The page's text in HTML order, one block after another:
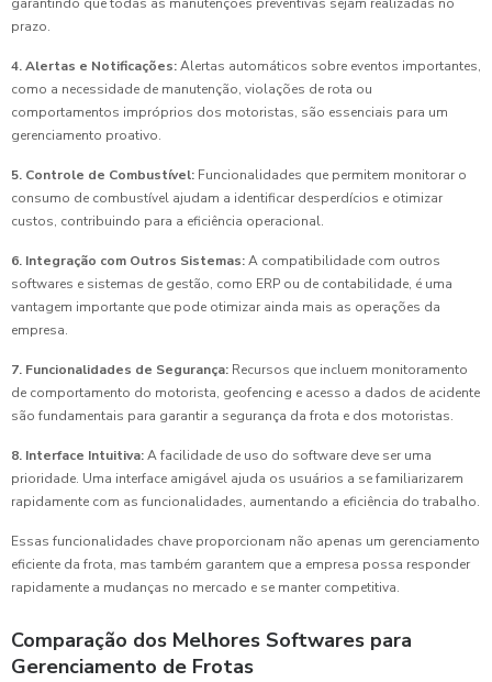
prazo.
4. Alertas e Notificações:Alertas automáticos sobre eventos importantes,
como a necessidade de manutenção, violações de rota ou
comportamentos impróprios dos motoristas, são essenciais para um
gerenciamento proativo.
5. Controle de Combustível: Funcionalidades que permitem monitorar o
consumo de combustível ajudam a identificar desperdícios e otimizar
custos, contribuindo para a eficiência operacional.
6. Integração com Outros Sistemas:A compatibilidade com outros
softwares e sistemas de gestão, como ERP ou de contabilidade, é uma
vantagem importante que pode otimizar ainda mais as operações da
empresa.
7. Funcionalidades de Segurança: Recursos que incluem monitoramento
de comportamento do motorista, geofencing e acesso a dados de acidente
são fundamentais para garantir a segurança da frota e dos motoristas.
8. Interface Intuitiva:A facilidade de uso do software deve ser uma
prioridade. Uma interface amigável ajuda os usuários a se familiarizarem
rapidamente com as funcionalidades, aumentando a eficiência do trabalho.
Essas funcionalidades chave proporcionam não apenas um gerenciamento
eficiente da frota, mas também garantem que a empresa possa responder
rapidamente a mudanças no mercado e se manter competitiva.
Comparação dos Melhores Softwares para
Gerenciamento de Frotas